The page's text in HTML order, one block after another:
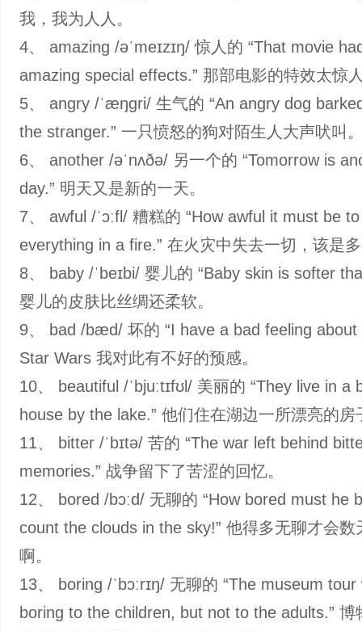
我，我为人人。
4、 amazing /əˈmeɪzɪŋ/ 惊人的 “That movie
amazing special effects.” 那部电影的特效太惊
5、 angry /ˈæŋɡri/ 生气的 “An angry dog
the stranger.” 一只愤怒的狗对陌生人大声吠叫
6、 another /əˈnʌðə/ 另一个的 “Tomorrow is
day.” 明天又是新的一天。
7、 awful /ˈɔːfl/ 糟糕的 “How awful it must be
everything in a fire.” 在火灾中失去一切，该是
8、 baby /ˈbeɪbi/ 婴儿的 “Baby skin is softer
婴儿的皮肤比丝绸还柔软。
9、 bad /bæd/ 坏的 “I have a bad feeling
Star Wars 我对此有不好的预感。
10、 beautiful /ˈbjuːtɪfʊl/ 美丽的 “They live in a
house by the lake.” 他们住在湖边一所漂亮的房
11、 bitter /ˈbɪtə/ 苦的 “The war left behind
memories.” 战争留下了苦涩的回忆。
12、 bored /bɔːd/ 无聊的 “How bored must he
count the clouds in the sky!” 他得多无聊才会数
啊。
13、 boring /ˈbɔːrɪŋ/ 无聊的 “The museum tour
boring to the children, but not to the adults.” 博